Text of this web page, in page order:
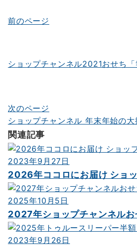
投
ー
シ
ョ
ン
前のページ
ショップチャンネル2021おせち「
次のページ
ショップチャンネル 年末年始の
関連記事
2023年9月27日
2026年ココロにお届け ショ
2025年10月5日
2027年ショップチャンネルお
2023年9月26日